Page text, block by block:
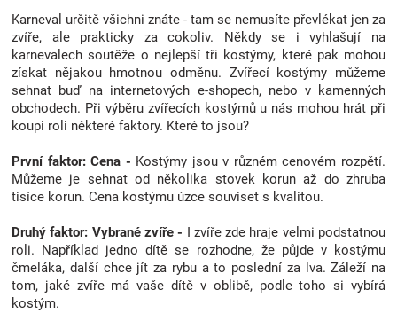
oblečení
Novinky
Značky
Hračkářství
Přihlášení
Karneval určitě všichni znáte - tam se nemusíte převlékat jen za
zvíře, ale prakticky za cokoliv. Někdy se i vyhlašují na
karnevalech soutěže o nejlepší tři kostýmy, které pak mohou
získat nějakou hmotnou odměnu. Zvířecí kostýmy můžeme
sehnat buď na internetových e-shopech, nebo v kamenných
obchodech. Při výběru zvířecích kostýmů u nás mohou hrát při
koupi roli některé faktory. Které to jsou?
První faktor: Cena - Kostýmy jsou v různém cenovém rozpětí.
Můžeme je sehnat od několika stovek korun až do zhruba
tisíce korun. Cena kostýmu úzce souviset s kvalitou.
Druhý faktor: Vybrané zvíře - I zvíře zde hraje velmi podstatnou
roli. Například jedno dítě se rozhodne, že půjde v kostýmu
čmeláka, další chce jít za rybu a to poslední za lva. Záleží na
tom, jaké zvíře má vaše dítě v oblibě, podle toho si vybírá
kostým.